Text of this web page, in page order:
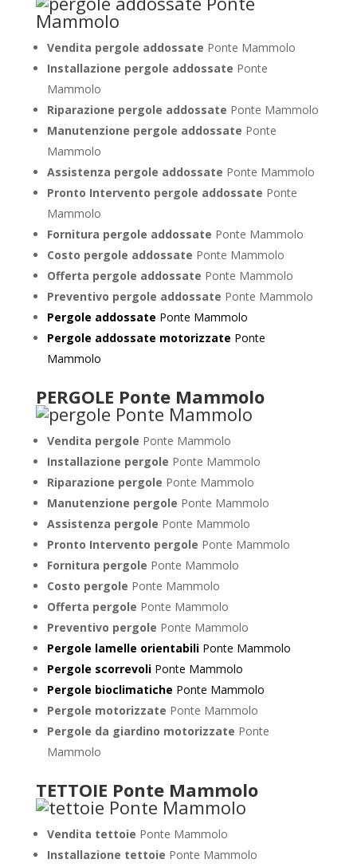
Vendita pergole addossate Ponte Mammolo
Installazione pergole addossate Ponte
Mammolo
Riparazione pergole addossate Ponte Mammolo
Manutenzione pergole addossate Ponte
Mammolo
Assistenza pergole addossate Ponte Mammolo
Pronto Intervento pergole addossate Ponte
Mammolo
Fornitura pergole addossate Ponte Mammolo
Costo pergole addossate Ponte Mammolo
Offerta pergole addossate Ponte Mammolo
Preventivo pergole addossate Ponte Mammolo
Pergole addossate Ponte Mammolo
Pergole addossate motorizzate Ponte
Mammolo
PERGOLE Ponte Mammolo
Vendita pergole Ponte Mammolo
Installazione pergole Ponte Mammolo
Riparazione pergole Ponte Mammolo
Manutenzione pergole Ponte Mammolo
Assistenza pergole Ponte Mammolo
Pronto Intervento pergole Ponte Mammolo
Fornitura pergole Ponte Mammolo
Costo pergole Ponte Mammolo
Offerta pergole Ponte Mammolo
Preventivo pergole Ponte Mammolo
Pergole lamelle orientabiliPonte Mammolo
Pergole scorrevoliPonte Mammolo
Pergole bioclimatiche Ponte Mammolo
Pergole motorizzate Ponte Mammolo
Pergole da giardino motorizzate Ponte
Mammolo
TETTOIE Ponte Mammolo
Vendita tettoie Ponte Mammolo
Installazione tettoie Ponte Mammolo